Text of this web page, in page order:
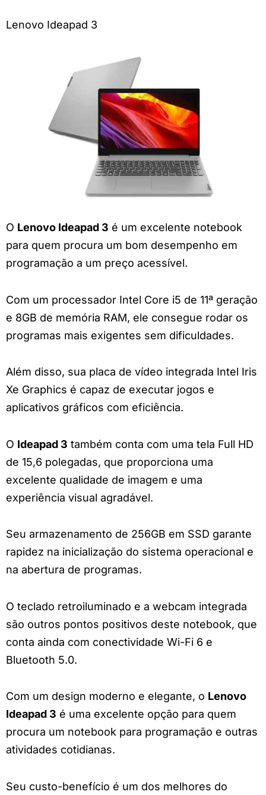
Lenovo Ideapad 3
O Lenovo Ideapad 3 é um excelente notebook
para quem procura um bom desempenho em
programação a um preço acessível.
Com um processador Intel Core i5 de 11ª geração
e 8GB de memória RAM, ele consegue rodar os
programas mais exigentes sem dificuldades.
Além disso, sua placa de vídeo integrada Intel Iris
Xe Graphics é capaz de executar jogos e
aplicativos gráficos com eficiência.
O Ideapad 3 também conta com uma tela Full HD
de 15,6 polegadas, que proporciona uma
excelente qualidade de imagem e uma
experiência visual agradável.
Seu armazenamento de 256GB em SSD garante
rapidez na inicialização do sistema operacional e
na abertura de programas.
O teclado retroiluminado e a webcam integrada
são outros pontos positivos deste notebook, que
conta ainda com conectividade Wi-Fi 6 e
Bluetooth 5.0.
Com um design moderno e elegante, o Lenovo
Ideapad 3 é uma excelente opção para quem
procura um notebook para programação e outras
atividades cotidianas.
Seu custo-benefício é um dos melhores do